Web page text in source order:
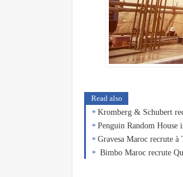
Read also
Kromberg & Schubert
Penguin Random House
Gravesa Maroc recrute
Bimbo Maroc recrute